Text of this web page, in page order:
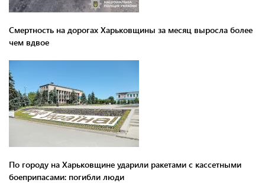
Смертность на дорогах Харьковщины за месяц выросла более
чем вдвое
По городу на Харьковщине ударили ракетами с кассетными
боеприпасами: погибли люди